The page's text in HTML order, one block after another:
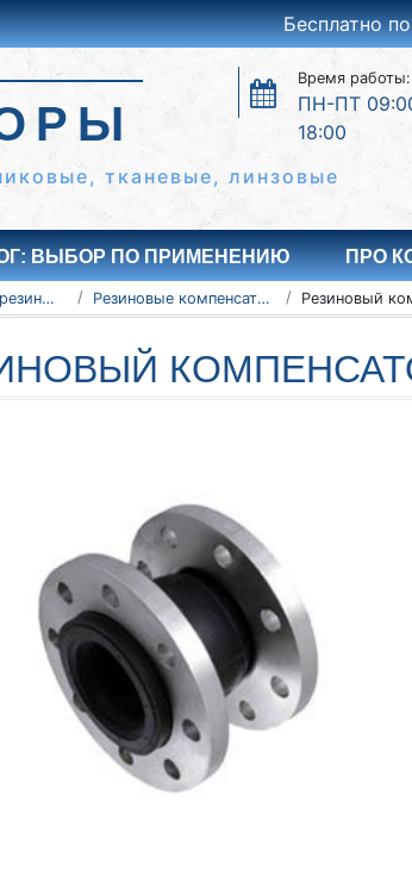
Бесплатно
Время работы:
ПН-ПТ
18:00
тканевые, линзовые
ВЫБОР ПО ПРИМЕНЕНИЮ ПРО
Компенсаторы резиновые антивибрационные Резиновые компенсаторы EPDM